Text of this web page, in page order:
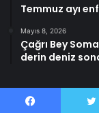
Temmuz ayı
Mayıs 8, 2026
Çağrı Bey
derin deniz